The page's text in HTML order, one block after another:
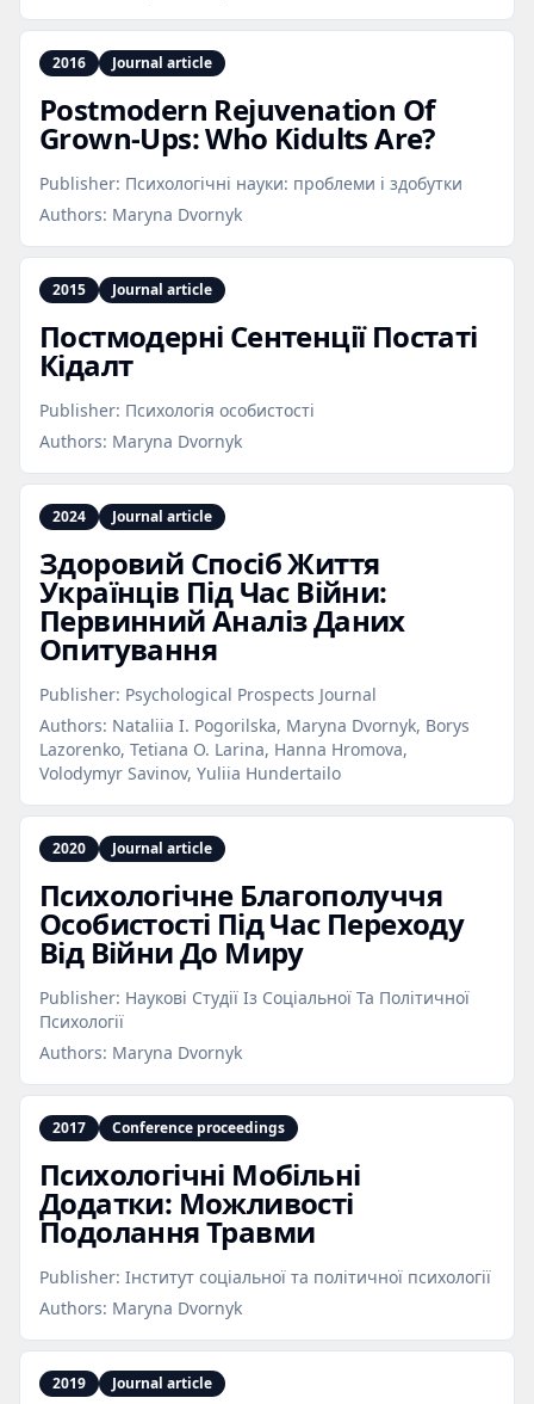
2016 Journal article
Postmodern Rejuvenation Of
Grown‑Ups: Who Kidults Are?
Publisher: Психологічні науки: проблеми і здобутки
Authors: Maryna Dvornyk
2015 Journal article
Постмодерні Сентенції Постаті
Кідалт
Publisher: Психологія особистості
Authors: Maryna Dvornyk
2024 Journal article
Здоровий Спосіб Життя
Українців Під Час Війни:
Первинний Аналіз Даних
Опитування
Publisher: Psychological Prospects Journal
Authors: Nataliia I. Pogorilska, Maryna Dvornyk, Borys
Lazorenko, Tetiana O. Larina, Hanna Hromova,
Volodymyr Savinov, Yuliia Hundertailo
2020 Journal article
Психологічне Благополуччя
Особистості Під Час Переходу
Від Війни До Миру
Publisher: Наукові Студії Із Соціальної Та Політичної
Психології
Authors: Maryna Dvornyk
2017 Conference proceedings
Психологічні Мобільні
Додатки: Можливості
Подолання Травми
Publisher: Інститут соціальної та політичної психології
Authors: Maryna Dvornyk
2019 Journal article